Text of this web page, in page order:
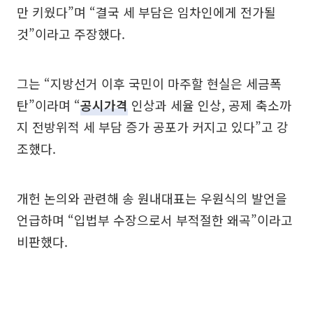
만 키웠다”며 “결국 세 부담은 임차인에게 전가될
것”이라고 주장했다.
그는 “지방선거 이후 국민이 마주할 현실은 세금폭
탄”이라며 “공시가격 인상과 세율 인상, 공제 축소까
지 전방위적 세 부담 증가 공포가 커지고 있다”고 강
조했다.
개헌 논의와 관련해 송 원내대표는 우원식의 발언을
언급하며 “입법부 수장으로서 부적절한 왜곡”이라고
비판했다.